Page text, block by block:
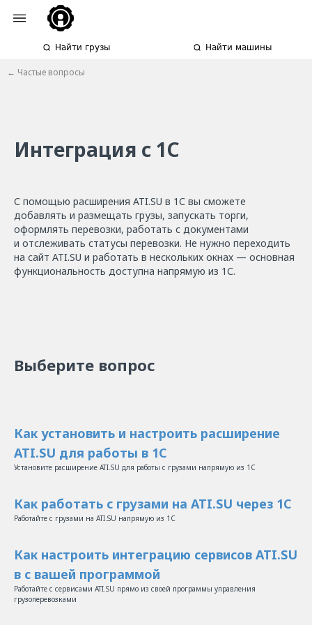
Найти грузы Найти машины
← Частые вопросы
Интеграция с 1С
С помощью расширения ATI.SU в 1С вы cможете
добавлять и размещать грузы, запускать торги,
оформлять перевозки, работать с документами
и отслеживать статусы перевозки. Не нужно переходить
на сайт ATI.SU и работать в нескольких окнах — основная
функциональность доступна напрямую из 1С.
Выберите вопрос
Как установить и настроить расширение
ATI.SU для работы в 1С
Установите расширение ATI.SU для работы с грузами напрямую из 1С
Как работать с грузами на ATI.SU через 1С
Работайте с грузами на ATI.SU напрямую из 1С
Как настроить интеграцию сервисов ATI.SU
в с вашей программой
Работайте с сервисами ATI.SU прямо из своей программы управления
грузоперевозками